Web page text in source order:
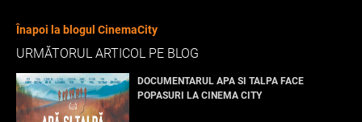
Înapoi la blogul CinemaCity
URMĂTORUL ARTICOL PE BLOG
DOCUMENTARUL APA SI TALPA FACE
POPASURI LA CINEMA CITY